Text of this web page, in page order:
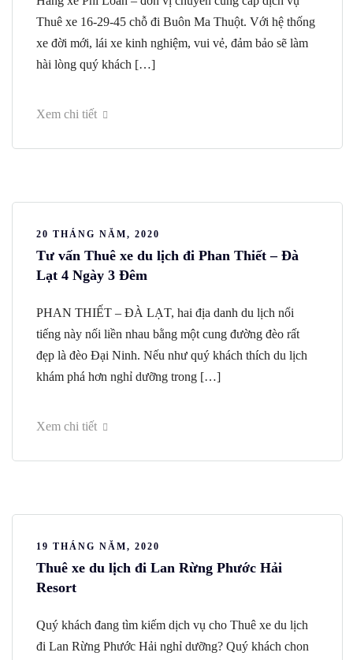
Thuê xe 16-29-45 chỗ đi Buôn Ma Thuột. Với hệ thống
xe đời mới, lái xe kinh nghiệm, vui vẻ, đảm bảo sẽ làm
hài lòng quý khách […]
Xem chi tiết
20 THÁNG NĂM, 2020
Tư vấn Thuê xe du lịch đi Phan Thiết – Đà
Lạt 4 Ngày 3 Đêm
PHAN THIẾT – ĐÀ LẠT, hai địa danh du lịch nổi
tiếng này nối liền nhau bằng một cung đường đèo rất
đẹp là đèo Đại Ninh. Nếu như quý khách thích du lịch
khám phá hơn nghỉ dưỡng trong […]
Xem chi tiết
19 THÁNG NĂM, 2020
Thuê xe du lịch đi Lan Rừng Phước Hải
Resort
Quý khách đang tìm kiếm dịch vụ cho Thuê xe du lịch
đi Lan Rừng Phước Hải nghỉ dưỡng? Quý khách chon